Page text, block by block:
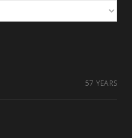
57 YEARS